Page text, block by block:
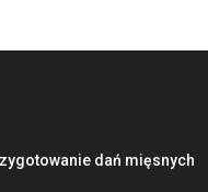
dań mięsnych